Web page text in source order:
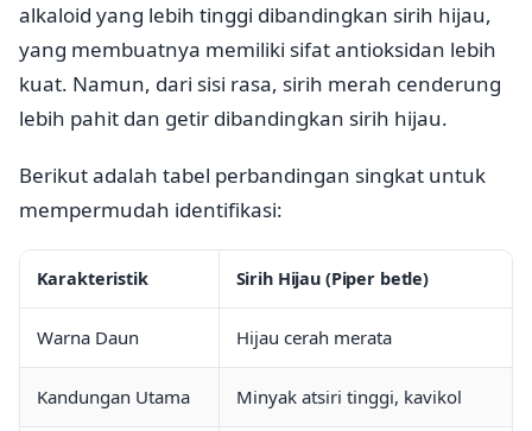
alkaloid yang lebih tinggi dibandingkan sirih hijau,
yang membuatnya memiliki sifat antioksidan lebih
kuat. Namun, dari sisi rasa, sirih merah cenderung
lebih pahit dan getir dibandingkan sirih hijau.
Berikut adalah tabel perbandingan singkat untuk
mempermudah identifikasi:
Karakteristik Sirih Hijau (Piper betle)
Warna Daun Hijau cerah merata
Kandungan Utama Minyak atsiri tinggi, kavikol